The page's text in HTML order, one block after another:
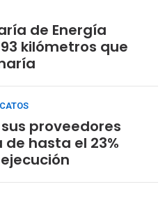
de Energía
kilómetros que
proveedores
hasta el 23%